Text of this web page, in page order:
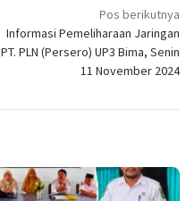
Pos berikutnya
Informasi Pemeliharaan Jaringan
PT. PLN (Persero) UP3 Bima, Senin
11 November 2024